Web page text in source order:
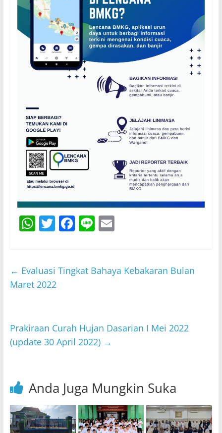
W
s
A
T
er
F
e
k
Li E
l
← Evaluasi Tingkat Bahaya Kebakaran Bulan
Maret 2022
Prakiraan Curah Hujan Dasarian I Mei 2022
(update 30 April 2022) →
Anda Juga Mungkin Suka